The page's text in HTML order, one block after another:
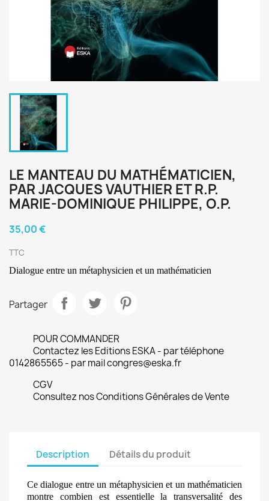
LE MANTEAU DU MATHÉMATICIEN,
PAR JACQUES VAUTHIER ET R.P.
MARIE-DOMINIQUE PHILIPPE, O.P.
35,00 €
TTC
Dialogue entre un métaphysicien et un mathématicien
Partager
POUR COMMANDER
Contactez les Editions ESKA - par téléphone
0142865565 - par mail congres@eska.fr
CGV
Consultez nos Conditions Générales de Vente
Description Détails du produit
Ce dialogue entre un métaphysicien et un mathématicien
montre combien est essentielle la transversalité des